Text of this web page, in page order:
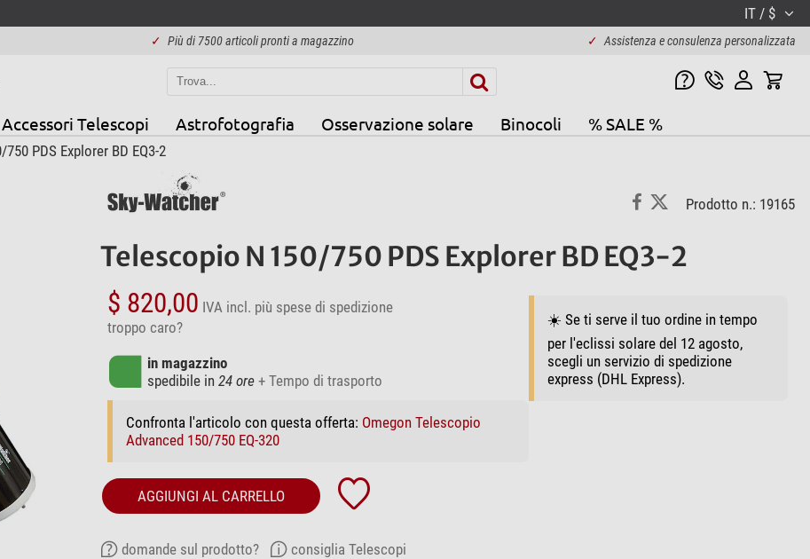
IT / $
✓ Più di 7500 articoli pronti a magazzino ✓ Assistenza e consulenza personalizzata
Accessori Telescopi Astrofotografia Osservazione solare Binocoli % SALE %
PDS Explorer BD EQ3-2
Prodotto n.: 19165
Telescopio N 150/750 PDS Explorer BD EQ3-2
$ 820,00 IVA incl. più spese di spedizione
troppo caro?
in magazzino
spedibile in 24 ore + Tempo di trasporto
Confronta l'articolo con questa offerta: Omegon Telescopio
Advanced 150/750 EQ-320
☀️ Se ti serve il tuo ordine in tempo
per l'eclissi solare del 12 agosto,
scegli un servizio di spedizione
express (DHL Express).
AGGIUNGI AL CARRELLO
domande sul prodotto?
consiglia Telescopi